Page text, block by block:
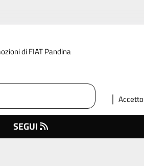
di FIAT Pandina
Accetto
SEGUI